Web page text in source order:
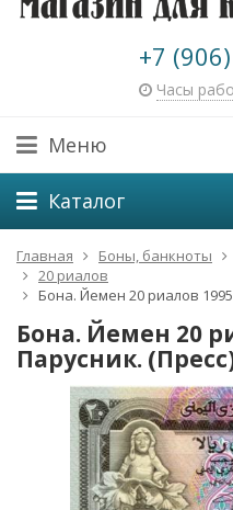
+7
Часы
Меню
Каталог
Главная Боны, банкноты
20 риалов
Бона. Йемен 20 риалов
Бона. Йемен 20
Парусник.